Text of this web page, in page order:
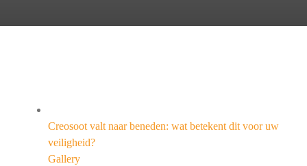
Creosoot valt naar beneden: wat betekent dit voor uw
veiligheid?
Gallery